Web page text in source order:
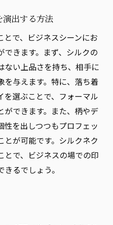
演出する方法
とで、ビジネスシーンにお
できます。まず、シルクの
ない上品さを持ち、相手に
を与えます。特に、落ち着
を選ぶことで、フォーマル
ができます。また、柄やデ
を出しつつもプロフェッ
が可能です。シルクネク
とで、ビジネスの場での印
るでしょう。